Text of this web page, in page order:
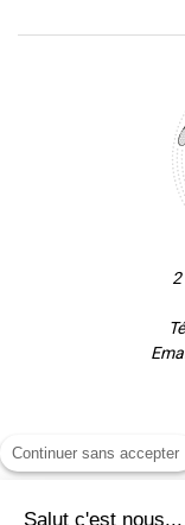
2
Continuer sans accepter
Salut c'est nous...